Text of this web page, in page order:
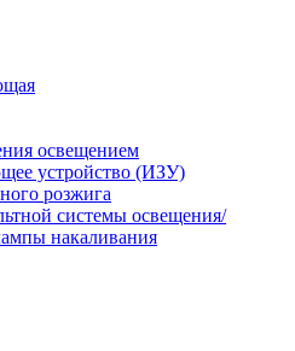
освещением
устройство (ИЗУ)
розжига
системы освещения/
накаливания